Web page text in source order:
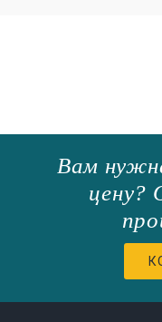
Вам
цену?